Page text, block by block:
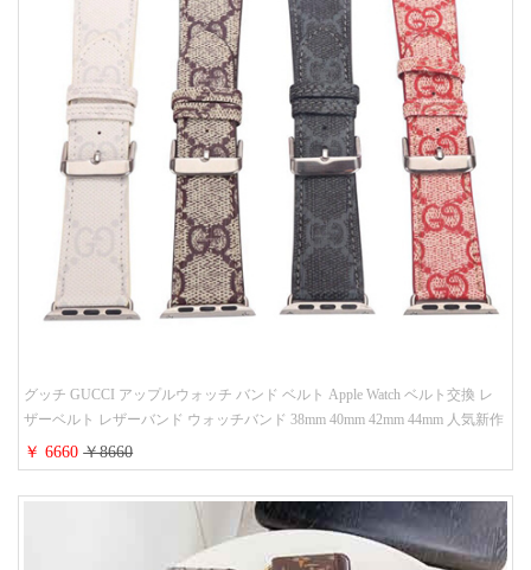
グッチ GUCCI アップルウォッチ バンド ベルト Apple Watch ベルト交換 レ
ザーベルト レザーバンド ウォッチバンド 38mm 40mm 42mm 44mm 人気新作
￥ 6660￥8660